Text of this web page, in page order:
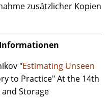
zusätzlicher Kopien
"Estimating Unseen
to Practice" At the 14th
and Storage